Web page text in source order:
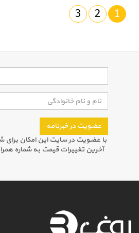
1
2
3
عضویت در خبرنامه
با عضویت در سایت این امکان برای
آخرین تغییرات قیمت به شماره